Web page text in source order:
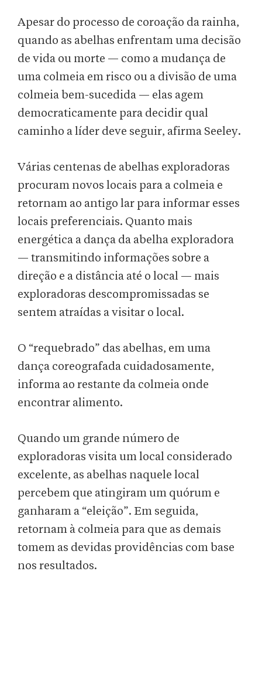
Apesar do processo de coroação da rainha,
quando as abelhas enfrentam uma decisão
de vida ou morte — como a mudança de
uma colmeia em risco ou a divisão de uma
colmeia bem-sucedida — elas agem
democraticamente para decidir qual
caminho a líder deve seguir, afirma Seeley.
Várias centenas de abelhas exploradoras
procuram novos locais para a colmeia e
retornam ao antigo lar para informar esses
locais preferenciais. Quanto mais
energética a dança da abelha exploradora
— transmitindo informações sobre a
direção e a distância até o local — mais
exploradoras descompromissadas se
sentem atraídas a visitar o local.
O “requebrado” das abelhas, em uma
dança coreografada cuidadosamente,
informa ao restante da colmeia onde
encontrar alimento.
Quando um grande número de
exploradoras visita um local considerado
excelente, as abelhas naquele local
percebem que atingiram um quórum e
ganharam a “eleição”. Em seguida,
retornam à colmeia para que as demais
tomem as devidas providências com base
nos resultados.